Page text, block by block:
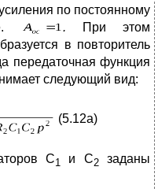
по постоянному
. При этом
в повторитель
передаточная функция
следующий вид:
(5.12а)
С1 и С2заданы